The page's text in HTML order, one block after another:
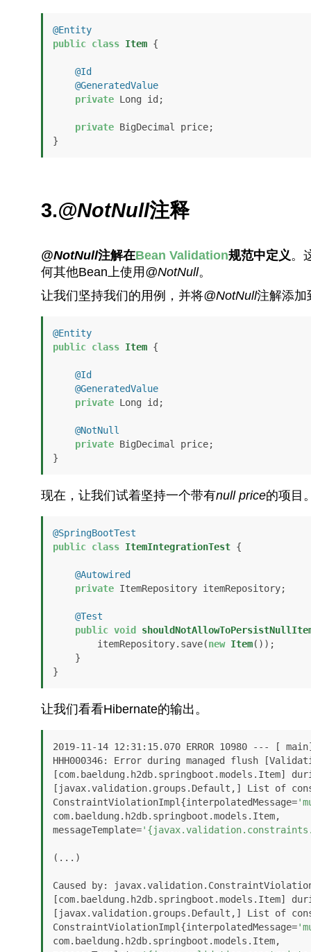
@Entity
public class Item {
@Id
@GeneratedValue
private Long id;
private BigDecimal price;
}
3.@NotNull注释
@NotNull注解在Bean Validation规范中定义。
何其他Bean上使用 @NotNull。
让我们坚持我们的用例，并将@NotNull注解添加
@Entity
public class Item {
@Id
@GeneratedValue
private Long id;
@NotNull
private BigDecimal price;
}
现在，让我们试着坚持一个带有null price的项目
@SpringBootTest
public class ItemIntegrationTest {
@Autowired
private ItemRepository itemRepository;
@Test
public void
        itemRepository.save(
new Item());
}
让我们看看Hibernate的输出。
2019-11-14 12:31:15.070 ERROR 10980 --- [
HHH000346: Error during managed flush
[com.baeldung.h2db.springboot.models.Item]
[javax.validation.groups.Default,] List of
ConstraintViolationImpl{interpolatedMessage=
com.baeldung.h2db.springboot.models.Item,
messageTemplate=
(...)
Caused by:
[com.baeldung.h2db.springboot.models.Item]
[javax.validation.groups.Default,] List of
ConstraintViolationImpl{interpolatedMessage=
com.baeldung.h2db.springboot.models.Item,